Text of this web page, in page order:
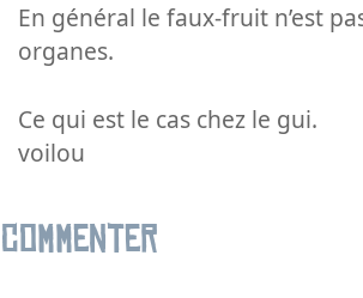
En général le faux-fruit n’est
organes.
Ce qui est le cas chez le gui.
voilou
Commenter